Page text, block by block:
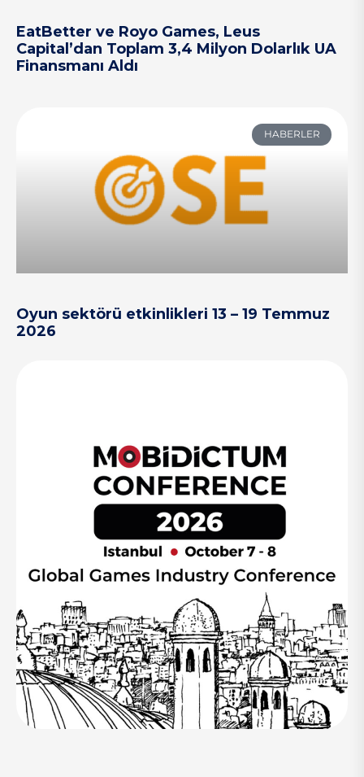
EatBetter ve Royo Games, Leus
Capital’dan Toplam 3,4 Milyon Dolarlık UA
Finansmanı Aldı
HABERLER
Oyun sektörü etkinlikleri 13 – 19 Temmuz
2026